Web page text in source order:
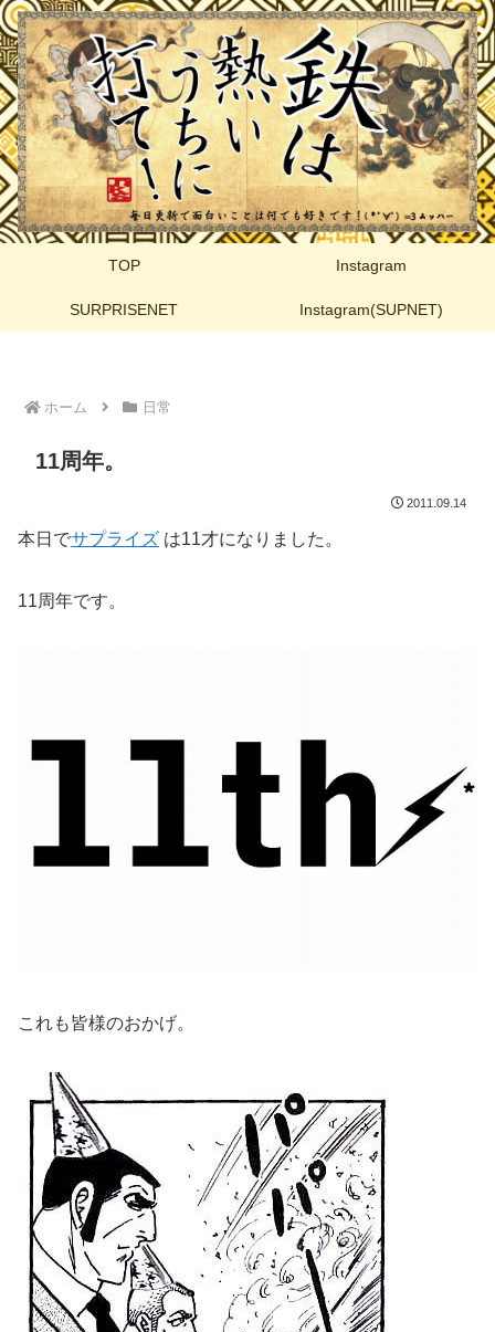
TOP Instagram
SURPRISENET Instagram(SUPNET)
ホーム 日常
11周年。
2011.09.14
本日でサプライズ は11才になりました。
11周年です。
これも皆様のおかげ。